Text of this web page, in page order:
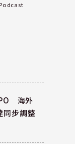
海外
同步調整